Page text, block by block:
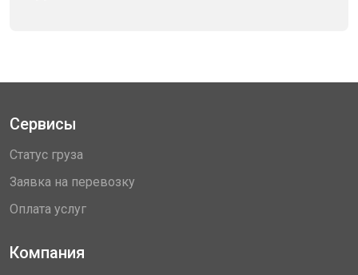
Сервисы
Статус груза
Заявка на перевозку
Оплата услуг
Компания